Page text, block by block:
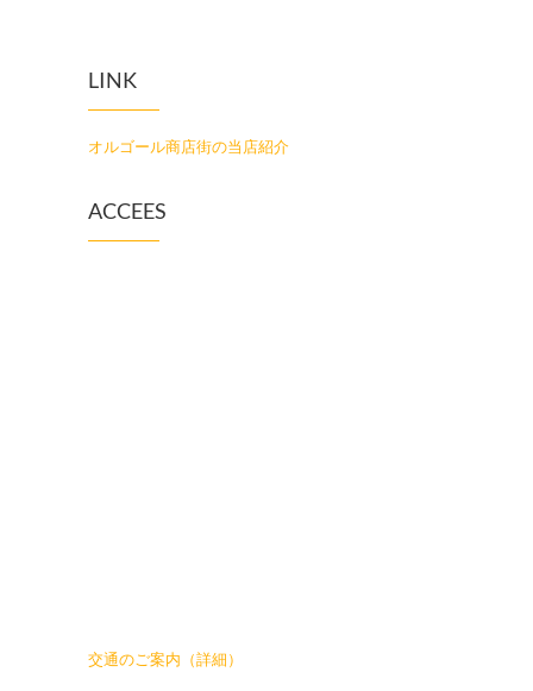
LINK
オルゴール商店街の当店紹介
ACCEES
交通のご案内（詳細）